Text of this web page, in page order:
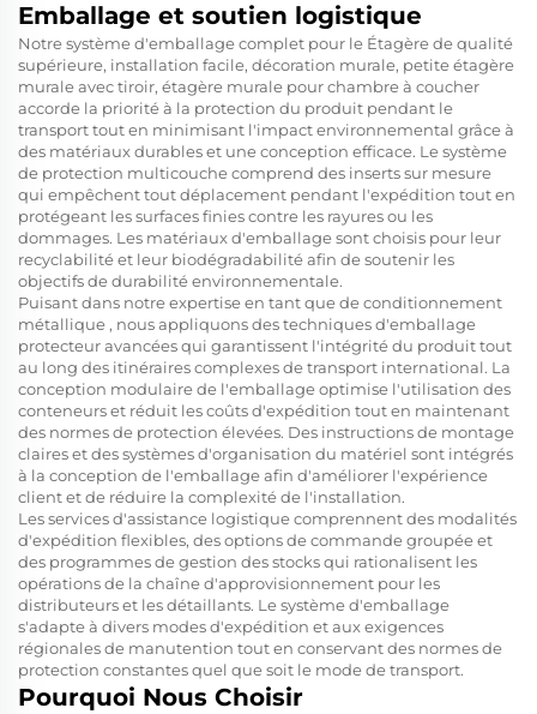
Emballage et soutien logistique
Notre système d'emballage complet pour le Étagère de qualité
supérieure, installation facile, décoration murale, petite étagère
murale avec tiroir, étagère murale pour chambre à coucher
accorde la priorité à la protection du produit pendant le
transport tout en minimisant l'impact environnemental grâce à
des matériaux durables et une conception efficace. Le système
de protection multicouche comprend des inserts sur mesure
qui empêchent tout déplacement pendant l'expédition tout en
protégeant les surfaces finies contre les rayures ou les
dommages. Les matériaux d'emballage sont choisis pour leur
recyclabilité et leur biodégradabilité afin de soutenir les
objectifs de durabilité environnementale.
Puisant dans notre expertise en tant quede conditionnement
métallique , nous appliquons des techniques d'emballage
protecteur avancées qui garantissent l'intégrité du produit tout
au long des itinéraires complexes de transport international. La
conception modulaire de l'emballage optimise l'utilisation des
conteneurs et réduit les coûts d'expédition tout en maintenant
des normes de protection élevées. Des instructions de montage
claires et des systèmes d'organisation du matériel sont intégrés
à la conception de l'emballage afin d'améliorer l'expérience
client et de réduire la complexité de l'installation.
Les services d'assistance logistique comprennent des modalités
d'expédition flexibles, des options de commande groupée et
des programmes de gestion des stocks qui rationalisent les
opérations de la chaîne d'approvisionnement pour les
distributeurs et les détaillants. Le système d'emballage
s'adapte à divers modes d'expédition et aux exigences
régionales de manutention tout en conservant des normes de
protection constantes quel que soit le mode de transport.
Pourquoi Nous Choisir